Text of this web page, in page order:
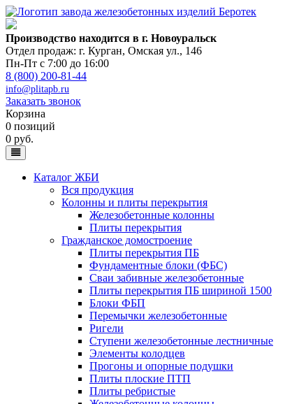
Производство находится в г. Новоуральск
Отдел продаж: г. Курган, Омская ул., 146
Пн-Пт с 7:00 до 16:00
8 (800) 200-81-44
info@plitapb.ru
Заказать звонок
Корзина
0 позиций
0 руб.
Каталог ЖБИ
Вся продукция
Колонны и плиты перекрытия
Железобетонные колонны
Плиты перекрытия
Гражданское домостроение
Плиты перекрытия ПБ
Фундаментные блоки (ФБС)
Сваи забивные железобетонные
Плиты перекрытия ПБ шириной 1500
Блоки ФБП
Перемычки железобетонные
Ригели
Ступени железобетонные лестничные
Элементы колодцев
Прогоны и опорные подушки
Плиты плоские ПТП
Плиты ребристые